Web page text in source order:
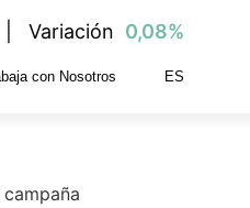
Variación 0,08%
con Nosotros ES